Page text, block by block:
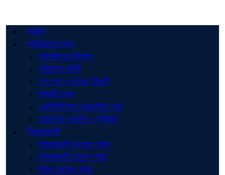
প্রচ্ছদ
প্রতিষ্ঠানের তথ্য
প্রতিষ্ঠানের ইতিহাস
পরিচালনা কমিটি
শূণ্য পদ ও জনবল বিবরণী
শিক্ষার্থী তথ্য
শ্রেণিভিত্তিক অনুমোদিত শাখা
পাঠদানের অনুমতি ও স্বীকৃতি
শিক্ষকমন্ডলী
শিক্ষকমন্ডলী (কলেজ শাখা)
শিক্ষকমন্ডলী (স্কুল শাখা)
স্টাফ (কলেজ শাখা)